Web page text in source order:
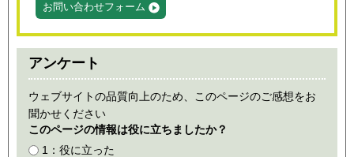
お問い合わせフォーム
アンケート
ウェブサイトの品質向上のため、このページのご感想をお
聞かせください
このページの情報は役に立ちましたか？
1：役に立った